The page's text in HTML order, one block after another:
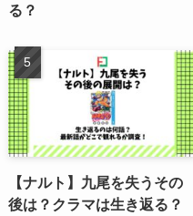
る？
【ナルト】九尾を失うその
後は？クラマは生き返る？